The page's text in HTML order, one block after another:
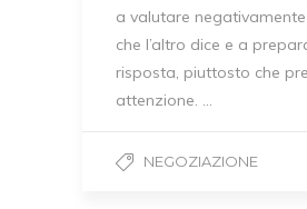
a valutare
che l’altro dice e a
risposta, piuttosto che
attenzione. …
NEGOZIAZIONE